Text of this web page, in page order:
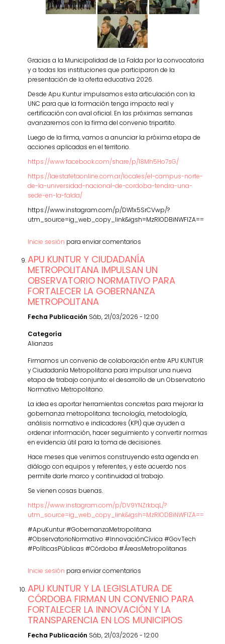
Gracias a la Municipalidad de La Falda por la convocatoria
y a todas las instituciones que participaron de la
presentación de la oferta educativa 2026.
Desde Apu Kuntur impulsamos esta articulación con la
UNC para que la formación tenga impacto real y
certificación con aval oficial. En las próximas semanas
avanzaremos con la firma del convenio tripartito.
Luego de la firma, vamos a anunciar la próxima etapa de
acciones aplicadas en el territorio.
https://www.facebook.com/share/p/18Mh5Ho7sG/
https://laestafetaonline.com.ar/locales/el-campus-norte-
de-la-universidad-nacional-de-cordoba-tendra-una-
sede-en-la-falda/
https://www.instagram.com/p/DW1x5SrCVwp/?
utm_source=ig_web_copy_link&igsh=MzRlODBiNWFlZA==
Inicie sesión para enviar comentarios
APU KUNTUR Y CIUDADANÍA
METROPOLITANA IMPULSAN UN
OBSERVATORIO NORMATIVO PARA
FORTALECER LA GOBERNANZA
METROPOLITANA
Fecha Publicación Sáb, 21/03/2026 - 12:00
Categoría
Alianzas
Firmamos un convenio de colaboración entre APU KUNTUR
y Ciudadanía Metropolitana para impulsar una nueva
etapa de trabajo conjunto: el desarrollo de un Observatorio
Normativo Metropolitano.
La idea es aportar herramientas concretas para mejorar la
gobernanza metropolitana: tecnología, metodología,
análisis normativo e indicadores (KPI) que ayuden a
ordenar información, hacer seguimiento y convertir normas
en evidencia útil para la toma de decisiones.
Hace meses que venimos construyendo esta agenda en
diálogo con equipos y referentes, y este acuerdo nos
permite darle marco y continuidad al trabajo.
Se vienen cosas buenas.
https://www.instagram.com/p/DV9YNZrkbqL/?
utm_source=ig_web_copy_link&igsh=MzRlODBiNWFlZA==
#ApuKuntur #GobernanzaMetropolitana
#ObservatorioNormativo #InnovaciónCívica #GovTech
#PolíticasPúblicas #Córdoba #ÁreasMetropolitanas
Inicie sesión para enviar comentarios
APU KUNTUR Y LA LEGISLATURA DE
CÓRDOBA FIRMAN UN CONVENIO PARA
FORTALECER LA INNOVACIÓN Y LA
TRANSPARENCIA EN LOS MUNICIPIOS
Fecha Publicación Sáb, 21/03/2026 - 12:00